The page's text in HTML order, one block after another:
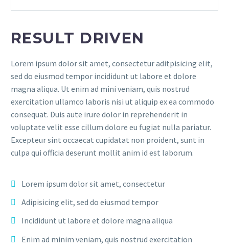
RESULT DRIVEN
Lorem ipsum dolor sit amet, consectetur aditpisicing elit,
sed do eiusmod tempor incididunt ut labore et dolore
magna aliqua. Ut enim ad mini veniam, quis nostrud
exercitation ullamco laboris nisi ut aliquip ex ea commodo
consequat. Duis aute irure dolor in reprehenderit in
voluptate velit esse cillum dolore eu fugiat nulla pariatur.
Excepteur sint occaecat cupidatat non proident, sunt in
culpa qui officia deserunt mollit anim id est laborum.
Lorem ipsum dolor sit amet, consectetur
Adipisicing elit, sed do eiusmod tempor
Incididunt ut labore et dolore magna aliqua
Enim ad minim veniam, quis nostrud exercitation